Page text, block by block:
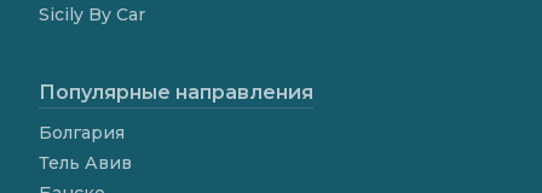
Sicily By Car
Популярные направления
Болгария
Тель Авив